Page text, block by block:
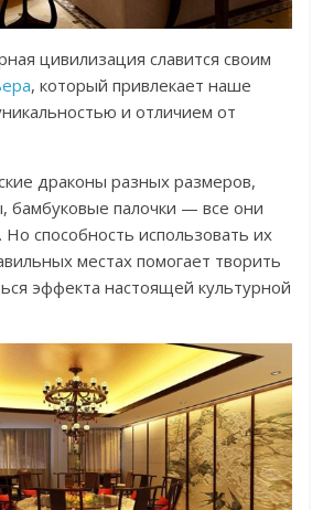
цивилизация славится своим
, который привлекает наше
и отличием от
драконы разных размеров,
палочки — все они
способность использовать их
местах помогает творить
эффекта настоящей культурной